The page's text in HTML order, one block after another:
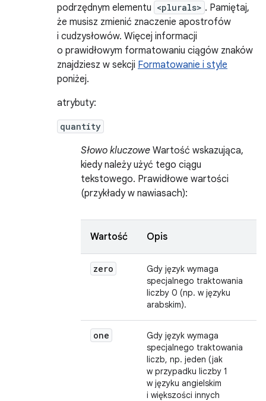
podrzędnym elementu <plurals> . Pamiętaj,
że musisz zmienić znaczenie apostrofów
i cudzysłowów. Więcej informacji
o prawidłowym formatowaniu ciągów znaków
znajdziesz w sekcji Formatowanie i style
poniżej.
atrybuty:
quantity
Słowo kluczowe Wartość wskazująca,
kiedy należy użyć tego ciągu
tekstowego. Prawidłowe wartości
(przykłady w nawiasach):
Wartość Opis
zero
Gdy język wymaga
specjalnego traktowania
liczby 0 (np. w języku
arabskim).
one
Gdy język wymaga
specjalnego traktowania
liczb, np. jeden (jak
w przypadku liczby 1
w języku angielskim
i większości innych